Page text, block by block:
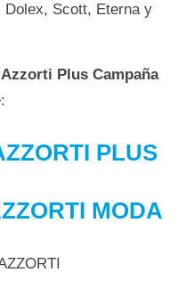
Dolex, Scott, Eterna y
Plus Campaña
PLUS
MODA